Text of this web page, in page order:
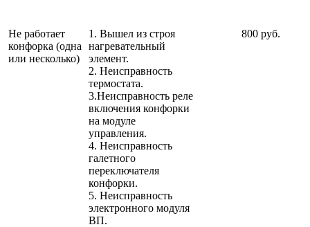
Не работает
конфорка (одна
или несколько)
1. Вышел из строя
нагревательный
элемент.
2. Неисправность
термостата.
3.Неисправность реле
включения конфорки
на модуле
управления.
4. Неисправность
галетного
переключателя
конфорки.
5. Неисправность
электронного модуля
ВП.
800 руб.